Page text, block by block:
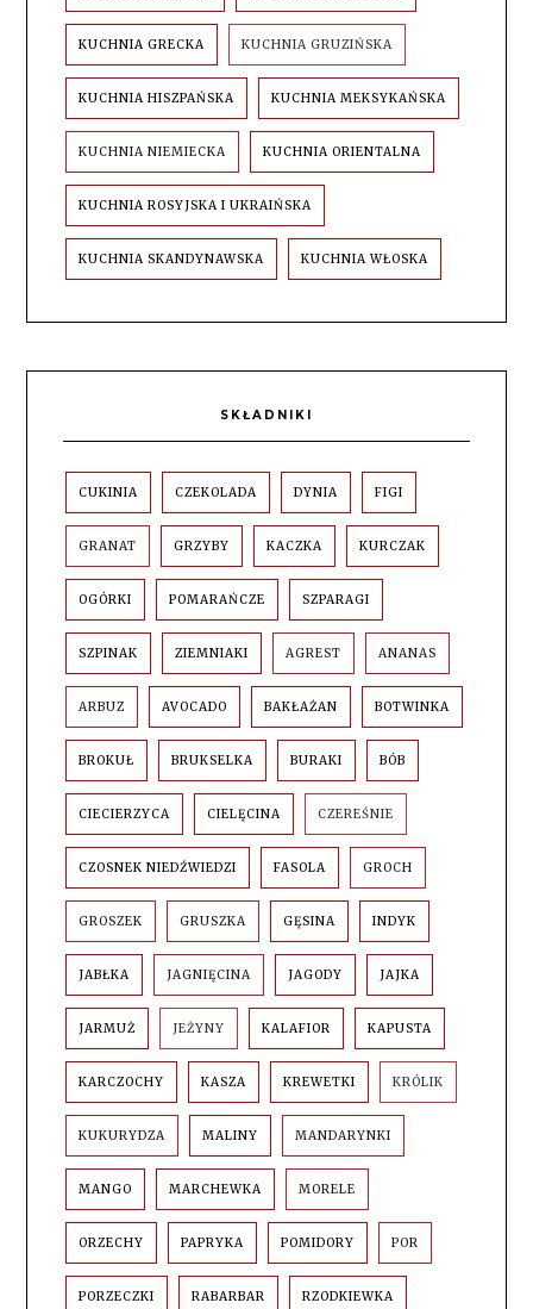
KUCHNIA GRECKA KUCHNIA GRUZIŃSKA
KUCHNIA HISZPAŃSKA KUCHNIA MEKSYKAŃSKA
KUCHNIA NIEMIECKA KUCHNIA ORIENTALNA
KUCHNIA ROSYJSKA I UKRAIŃSKA
KUCHNIA SKANDYNAWSKA KUCHNIA WŁOSKA
SKŁADNIKI
CUKINIA CZEKOLADA DYNIA FIGI
GRANAT GRZYBY KACZKA KURCZAK
OGÓRKI POMARAŃCZE SZPARAGI
SZPINAK ZIEMNIAKI AGREST ANANAS
ARBUZ AVOCADO BAKŁAŻAN BOTWINKA
BROKUŁ BRUKSELKA BURAKI BÓB
CIECIERZYCA CIELĘCINA CZEREŚNIE
CZOSNEK NIEDŹWIEDZI FASOLA GROCH
GROSZEK GRUSZKA GĘSINA INDYK
JABŁKA JAGNIĘCINA JAGODY JAJKA
JARMUŻ JEŻYNY KALAFIOR KAPUSTA
KARCZOCHY KASZA KREWETKI KRÓLIK
KUKURYDZA MALINY MANDARYNKI
MANGO MARCHEWKA MORELE
ORZECHY PAPRYKA POMIDORY POR
PORZECZKI RABARBAR RZODKIEWKA